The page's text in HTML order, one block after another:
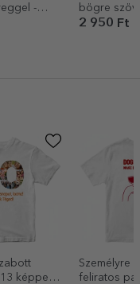
-
bögre
2 950 Ft
képpel
Személyre
feliratos